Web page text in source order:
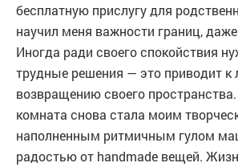
бесплатную прислугу для
научил меня важности границ,
Иногда ради своего спокойствия
трудные решения — это приводит к
возвращению своего
комната снова стала моим
наполненным ритмичным гулом
радостью от handmade вещей.